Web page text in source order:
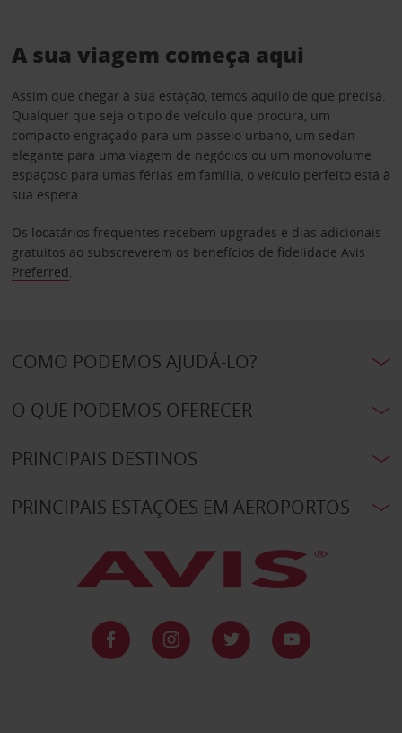
A sua viagem começa aqui
Assim que chegar à sua estação, temos aquilo de que precisa.
Qualquer que seja o tipo de veículo que procura, um
compacto engraçado para um passeio urbano, um sedan
elegante para uma viagem de negócios ou um monovolume
espaçoso para umas férias em família, o veículo perfeito está à
sua espera.
Os locatários frequentes recebem upgrades e dias adicionais
gratuitos ao subscreverem os benefícios de fidelidade Avis
Preferred.
COMO PODEMOS AJUDÁ-LO?
O QUE PODEMOS OFERECER
PRINCIPAIS DESTINOS
PRINCIPAIS ESTAÇÕES EM AEROPORTOS